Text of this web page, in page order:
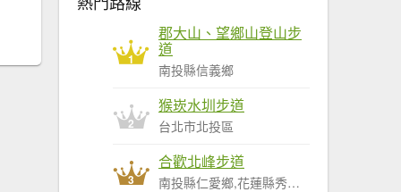
1
郡大山、望鄉山登山步
道
南投縣信義鄉
2
猴崁水圳步道
台北市北投區
3
合歡北峰步道
南投縣仁愛鄉,花蓮縣秀林鄉